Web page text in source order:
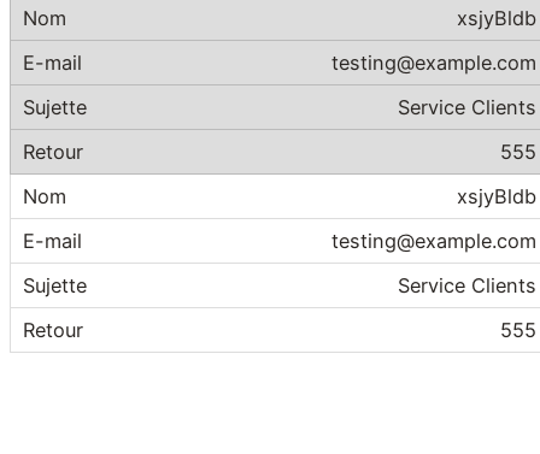
xsjyBldb
testing@example.com
Service Clients
555
xsjyBldb
testing@example.com
Service Clients
555